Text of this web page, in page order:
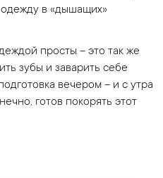
в «дышащих»
просты – это так же
зубы и заварить себе
вечером – и с утра
готов покорять этот